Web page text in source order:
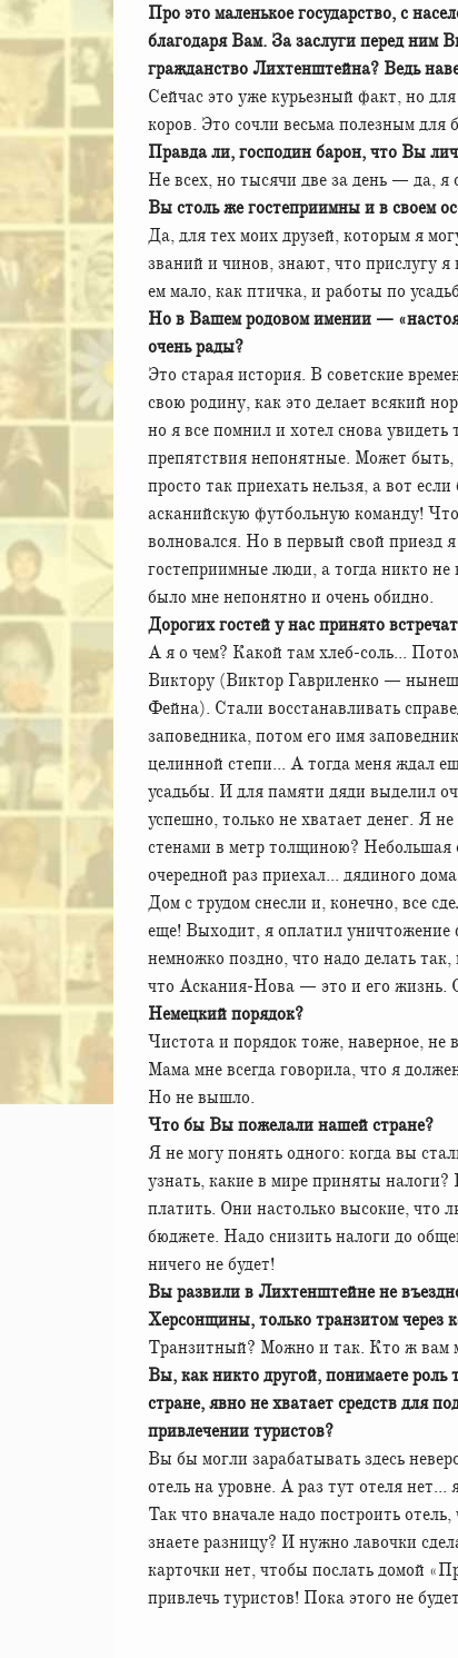
Про это маленькое государство, с
благодаря Вам. За заслуги перед ним
гражданство Лихтенштейна? Ведь
Сейчас это уже курьезный факт, но
коров. Это сочли весьма полезным для
Правда ли, господин барон, что Вы
Не всех, но тысячи две за день — да,
Вы столь же гостеприимны и в своем
Да, для тех моих друзей, которым я
званий и чинов, знают, что прислугу
ем мало, как птичка, и работы по
Но в Вашем родовом имении —
очень рады?
Это старая история. В советские
свою родину, как это делает всякий
но я все помнил и хотел снова
препятствия непонятные. Может быть,
просто так приехать нельзя, а вот
асканийскую футбольную команду!
волновался. Но в первый свой приезд
гостеприимные люди, а тогда никто не
было мне непонятно и очень обидно.
Дорогих гостей у нас принято
А я о чем? Какой там хлеб-соль...
Виктору (Виктор Гавриленко —
Фейна). Стали восстанавливать
заповедника, потом его имя
целинной степи... А тогда меня ждал
усадьбы. И для памяти дяди выделил
успешно, только не хватает денег. Я
стенами в метр толщиною? Небольшая
очередной раз приехал... дядиного
Дом с трудом снесли и, конечно, все
еще! Выходит, я оплатил уничтожение
немножко поздно, что надо делать
что Аскания-Нова — это и его жизнь.
Немецкий порядок?
Чистота и порядок тоже, наверное, не
Мама мне всегда говорила, что я
Но не вышло.
Что бы Вы пожелали нашей стране?
Я не могу понять одного: когда вы
узнать, какие в мире приняты
платить. Они настолько высокие, что
бюджете. Надо снизить налоги до
ничего не будет!
Вы развили в Лихтенштейне не
Херсонщины, только транзитом
Транзитный? Можно и так. Кто ж вам
Вы, как никто другой, понимаете роль
стране, явно не хватает средств для
привлечении туристов?
Вы бы могли зарабатывать здесь
отель на уровне. А раз тут отеля нет...
Так что вначале надо построить
знаете разницу? И нужно лавочки
карточки нет, чтобы послать домой
привлечь туристов! Пока этого не